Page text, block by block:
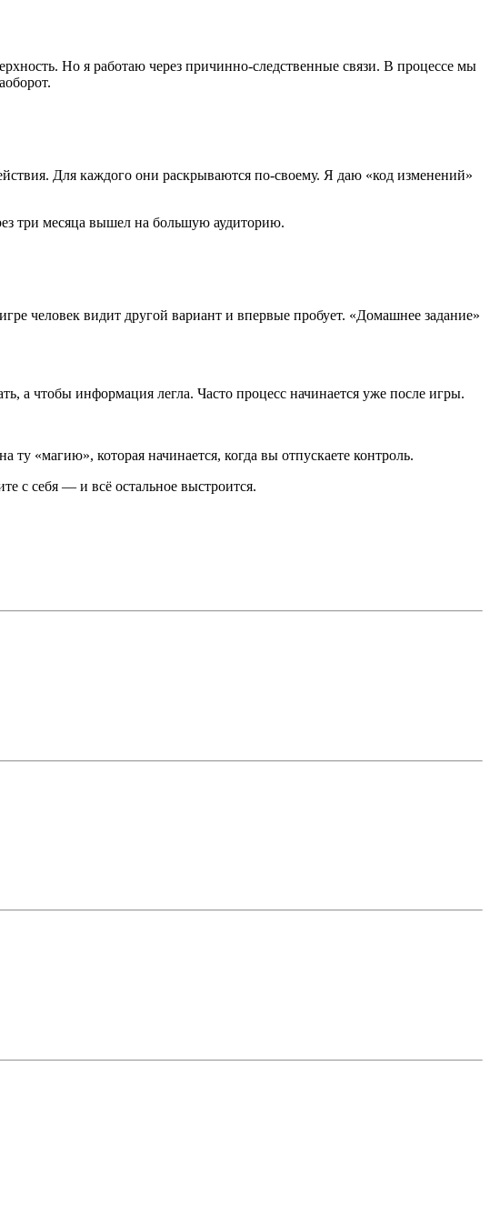
Но я работаю через причинно-следственные связи. В процессе мы
Для каждого они раскрываются по-своему. Я даю «код изменений»
три месяца вышел на большую аудиторию.
человек видит другой вариант и впервые пробует. «Домашнее задание»
а чтобы информация легла. Часто процесс начинается уже после игры.
«магию», которая начинается, когда вы отпускаете контроль.
с себя — и всё остальное выстроится.